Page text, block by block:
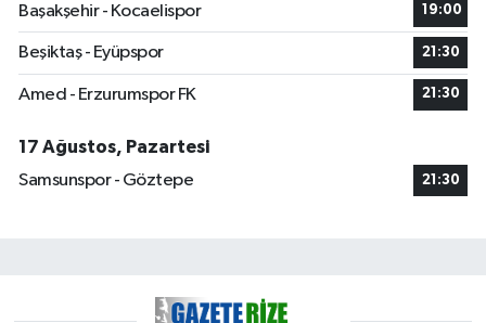
Başakşehir - Kocaelispor
19:00
Beşiktaş - Eyüpspor 21:30
Amed - Erzurumspor FK 21:30
17 Ağustos, Pazartesi
Samsunspor - Göztepe
21:30